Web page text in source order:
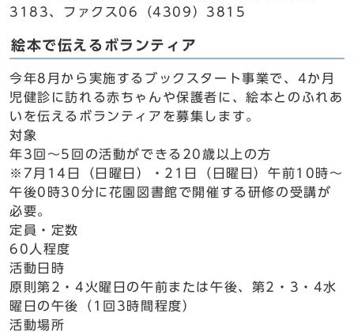
3183、ファクス06（4309）3815
絵本で伝えるボランティア
今年8月から実施するブックスタート事業で、4か月
児健診に訪れる赤ちゃんや保護者に、絵本とのふれあ
いを伝えるボランティアを募集します。
対象
年3回～5回の活動ができる20歳以上の方
※7月14日（日曜日）・21日（日曜日）午前10時～
午後0時30分に花園図書館で開催する研修の受講が
必要。
定員・定数
60人程度
活動日時
原則第2・4火曜日の午前または午後、第2・3・4水
曜日の午後（1回3時間程度）
活動場所